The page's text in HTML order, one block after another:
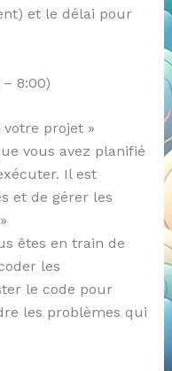
et le délai pour
8:00)
votre projet »
vous avez planifié
Il est
et de gérer les
êtes en train de
les
le code pour
les problèmes qui